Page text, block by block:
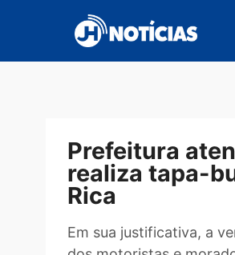
conteúdo
Prefeitura
realiza